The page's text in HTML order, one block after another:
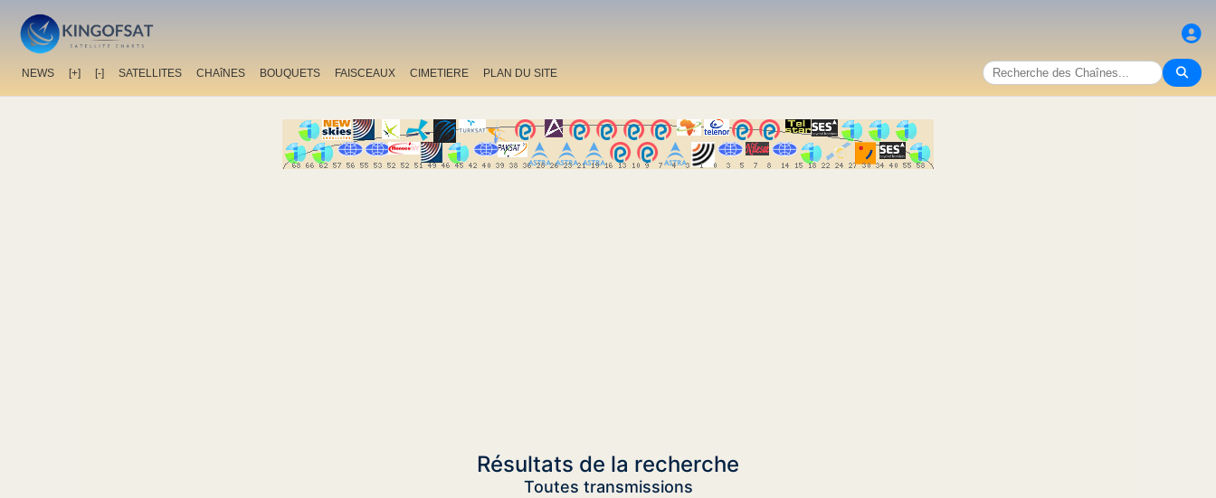
NEWS [+] [-] SATELLITES CHAîNES BOUQUETS FAISCEAUX CIMETIERE PLAN DU SITE
Résultats de la recherche
Toutes transmissions